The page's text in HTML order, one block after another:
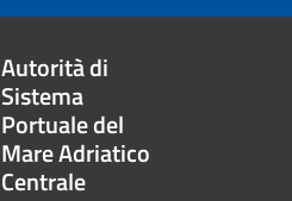
Autorità di
Sistema
Portuale del
Mare Adriatico
Centrale